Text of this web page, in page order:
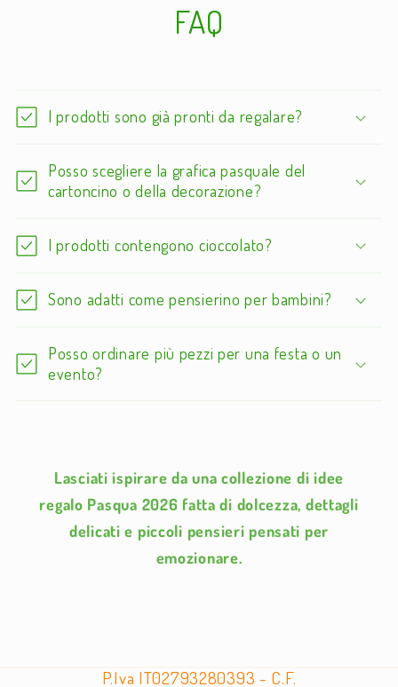
FAQ
I prodotti sono già pronti da regalare?
Posso scegliere la grafica pasquale del
cartoncino o della decorazione?
I prodotti contengono cioccolato?
Sono adatti come pensierino per bambini?
Posso ordinare più pezzi per una festa o un
evento?
Lasciati ispirare da una collezione di idee
regalo Pasqua 2026 fatta di dolcezza, dettagli
delicati e piccoli pensieri pensati per
emozionare.
P.Iva IT02793280393 - C.F.